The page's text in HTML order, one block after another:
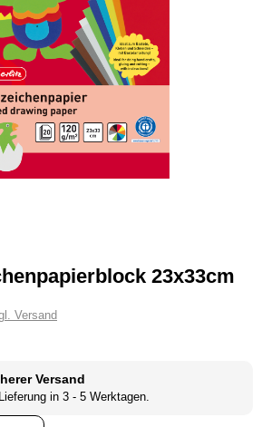
23x33cm
Versand
Versand
in 3 - 5 Werktagen.